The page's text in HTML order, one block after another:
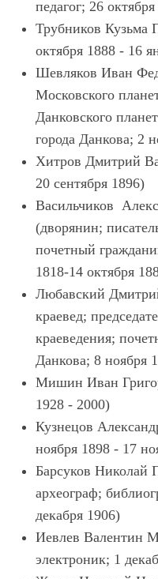
педагог; 26
Трубников Кузьма
октября 1888 - 16
Шевляков Иван
Московского
Данковского
города Данкова; 2
Хитров Дмитрий
20 сентября 1896)
Васильчиков
(дворянин;
почетный
1818-14 октября
Любавский
краевед;
краеведения;
Данкова; 8 ноября
Мишин Иван
1928 - 2000)
Кузнецов
ноября 1898 - 17
Барсуков Николай
археограф;
декабря 1906)
Иевлев Валентин
электроник; 1